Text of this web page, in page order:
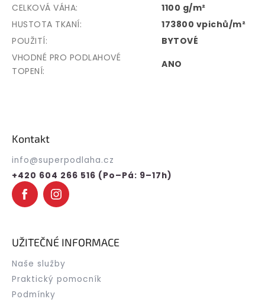
CELKOVÁ VÁHA:
1100 g/m²
HUSTOTA TKANÍ:
173800 vpichů/m²
POUŽITÍ:
BYTOVÉ
VHODNÉ PRO PODLAHOVÉ
TOPENÍ:
ANO
Kontakt
info@superpodlaha.cz
+420 604 266 516 (Po–Pá: 9–17h)
UŽITEČNÉ INFORMACE
Naše služby
Praktický pomocník
Podmínky